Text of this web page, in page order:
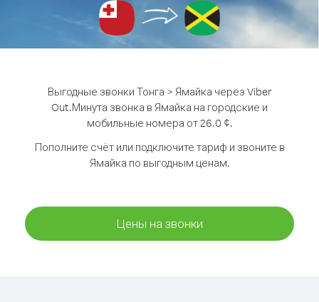
Выгодные звонки Тонга > Ямайка через Viber
Out.Минута звонка в Ямайка на городские и
мобильные номера от 26.0 ¢.
Пополните счёт или подключите тариф и звоните в
Ямайка по выгодным ценам.
Цены на звонки